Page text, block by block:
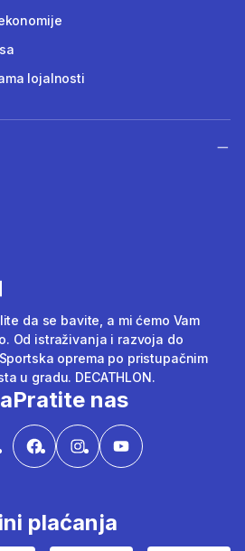
lojalnosti
da se bavite, a mi ćemo Vam
Od istraživanja i razvoja do
oprema po pristupačnim
u gradu. DECATHLON.
Pratite nas
plaćanja